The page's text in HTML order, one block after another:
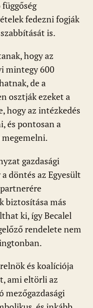
fedezni fogják
is.
hogy az
mintegy 600
de a
osztják ezeket a
hogy az intézkedés
és pontosan a
gazdasági
döntés az Egyesült
biztosítása más
ki, így Becalel
rendelete nem
és koalíciója
ami eltörli az
mezőgazdasági